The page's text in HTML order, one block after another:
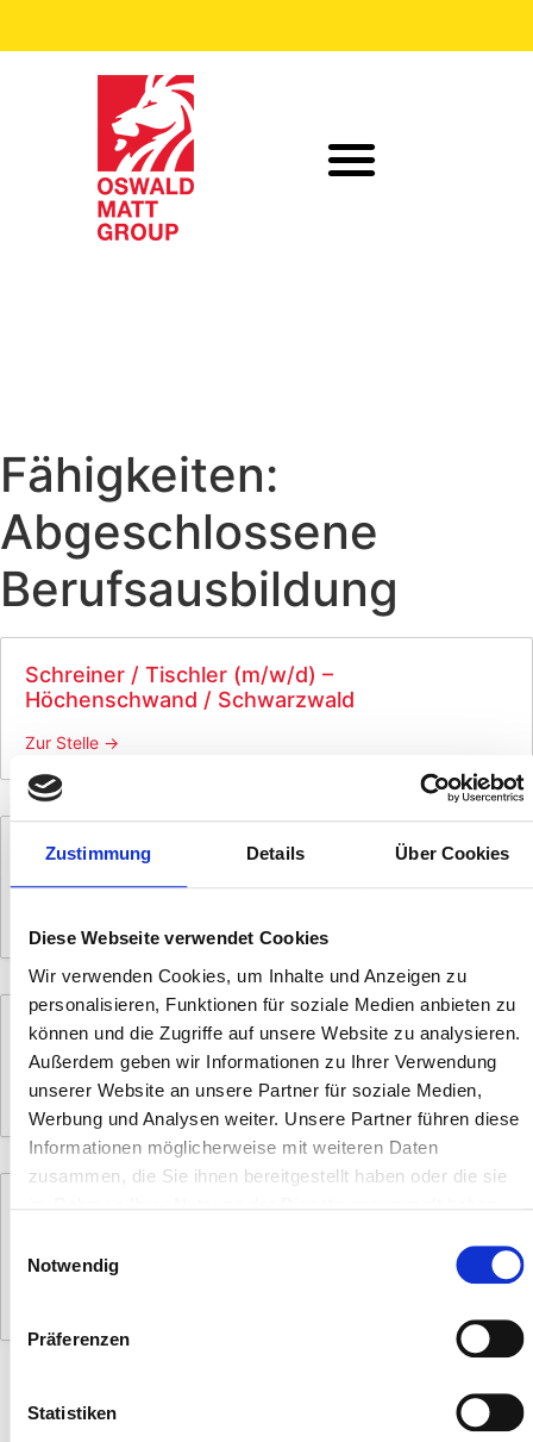
Zustimmung Details Über Cookies
Diese Webseite verwendet Cookies
Wir verwenden Cookies, um Inhalte und Anzeigen zu
personalisieren, Funktionen für soziale Medien anbieten zu
können und die Zugriffe auf unsere Website zu analysieren.
Außerdem geben wir Informationen zu Ihrer Verwendung
unserer Website an unsere Partner für soziale Medien,
Werbung und Analysen weiter. Unsere Partner führen diese
Informationen möglicherweise mit weiteren Daten
zusammen, die Sie ihnen bereitgestellt haben oder die sie
Notwendig
Präferenzen
Statistiken
Fähigkeiten:
Abgeschlossene
Berufsausbildung
Schreiner / Tischler (m/w/d) –
Höchenschwand / Schwarzwald
Zur Stelle
Zimmerer / Holzbauer (m/w/d) –
Projektleiter Modulbau / Containerbau (m/w/d)
– Schwarzwald, bundesweite Baustellen
Zur Stelle
Schwarzwald